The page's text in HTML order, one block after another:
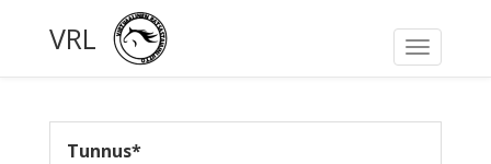
Toggle
VRL
Tunnus*